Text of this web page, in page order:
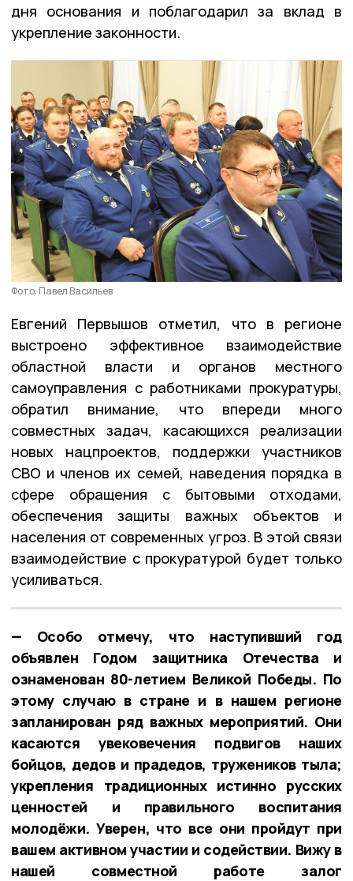
дня основания и поблагодарил за вклад в
укрепление законности.
Фото: Павел Васильев
Евгений Первышов отметил, что в регионе
выстроено эффективное взаимодействие
областной власти и органов местного
самоуправления с работниками прокуратуры,
обратил внимание, что впереди много
совместных задач, касающихся реализации
новых нацпроектов, поддержки участников
СВО и членов их семей, наведения порядка в
сфере обращения с бытовыми отходами,
обеспечения защиты важных объектов и
населения от современных угроз. В этой связи
взаимодействие с прокуратурой будет только
усиливаться.
— Особо отмечу, что наступивший год
объявлен Годом защитника Отечества и
ознаменован 80-летием Великой Победы. По
этому случаю в стране и в нашем регионе
запланирован ряд важных мероприятий. Они
касаются увековечения подвигов наших
бойцов, дедов и прадедов, тружеников тыла;
укрепления традиционных истинно русских
ценностей и правильного воспитания
молодёжи. Уверен, что все они пройдут при
вашем активном участии и содействии. Вижу в
нашей совместной работе залог